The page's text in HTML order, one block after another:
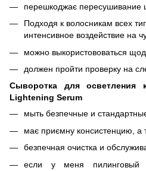
перешкоджає пересушивание
Подходя к волосникам всех
интенсивное воздействие на
можно выкористововаться
должен пройти проверку на
Сыворотка для
Lightening Serum
мыть безпечные и
має приємну консистенцию, а
безпечная очистка и
если у меня пилинговый